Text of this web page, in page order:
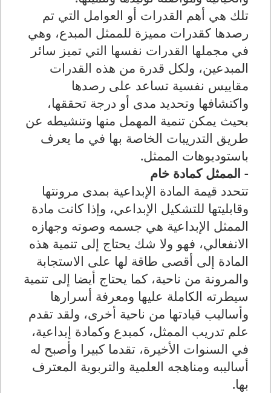
تلك هي أهم القدرات أو العوامل التي تم
رصدها كقدرات مميزة للممثل المبدع، وهي
في مجملها القدرات نفسها التي تميز سائر
المبدعين، ولكل قدرة من هذه القدرات
مقاييس نفسية تساعد على رصدها
واكتشافها وتحديد مدى أو درجة تحققها،
بحيث يمكن تنمية المهمل منها وتنشيطه عن
طريق التدريبات الخاصة بها في ما يعرف
باستوديوهات الممثل.
- الممثل كمادة خام
تتحدد قيمة المادة الإبداعية بمدى مرونتها
وقابليتها للتشكيل الإبداعي، وإذا كانت مادة
الممثل الإبداعية هي جسمه وصوته وجهازه
الانفعالي، فهو ولا شك يحتاج إلى تنمية هذه
المادة إلى أقصى طاقة لها على الاستجابة
والمرونة من ناحية، كما يحتاج أيضا إلى تنمية
سيطرته الكاملة عليها ومعرفة أسرارها
وأساليب قيادتها من ناحية أخرى، ولقد تقدم
علم تدريب الممثل، كمبدع وكمادة إبداعية،
في السنوات الأخيرة، تقدما كبيرا وأصبح له
أساليبه ومناهجه العلمية والتربوية المعترف
بها.